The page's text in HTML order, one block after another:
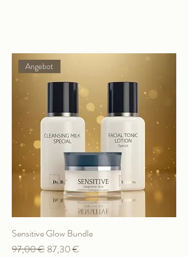
Angebot
Sensitive Glow Bundle
Standardpreis
97,00 € Sale-Preis
87,30 €